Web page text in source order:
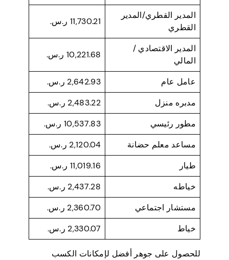
المدير القطري/المدير
القطري
11,730.21 ر.س.
المدير الاقتصادي /
المالي
10,221.68 ر.س.
عامل عام
2,642.93 ر.س.
مدبره منزل
2,483.22 ر.س.
مطور رئيسي
10,537.83 ر.س.
مساعد معلم حضانة
2,120.04 ر.س.
طيار
11,019.16 ر.س.
خياطه
2,437.28 ر.س.
مستشار اجتماعي
2,360.70 ر.س.
خياط
2,330.07 ر.س.
للحصول على جوهر أفضل لإمكانات الكسب